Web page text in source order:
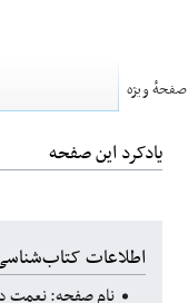
یادکرد این صفحه
اطلاعات
نام صفحه: نعمت
صفحهٔ ویژه